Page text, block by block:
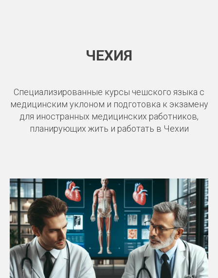
ЧЕХИЯ
Специализированные курсы чешского языка с
медицинским уклоном и подготовка к экзамену
для иностранных медицинских работников,
планирующих жить и работать в Чехии